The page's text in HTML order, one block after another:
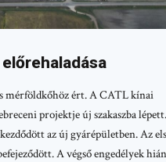
mérföldkőhöz ért. A CATL kínai
projektje új szakaszba lépett.
az új gyárépületben. Az
A végső engedélyek